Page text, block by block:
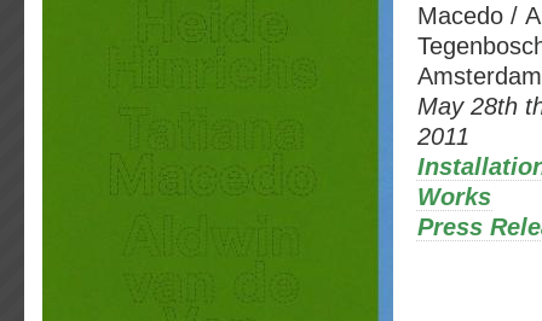
Macedo /
Amsterdam
May 28th
2011
Works
Press